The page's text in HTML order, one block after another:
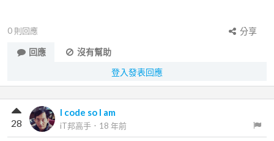
0 則回應
分享
回應
沒有幫助
登入發表回應
I code so I am
iT邦高手 ． 18 年前
28